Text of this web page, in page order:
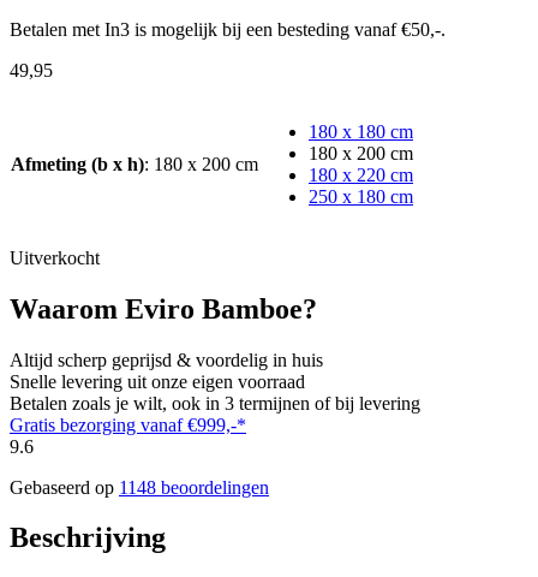
Betalen met In3 is mogelijk bij een besteding vanaf €50,-.
49,95
Afmeting (b x h): 180 x 200 cm
180 x 180 cm
180 x 200 cm
180 x 220 cm
250 x 180 cm
Uitverkocht
Waarom Eviro Bamboe?
Altijd scherp geprijsd & voordelig in huis
Snelle levering uit onze eigen voorraad
Betalen zoals je wilt, ook in 3 termijnen of bij levering
Gratis bezorging vanaf €999,-*
9.6
Gebaseerd op 1148 beoordelingen
Beschrijving